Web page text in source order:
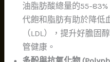
油脂肪酸總量的55-
代飽和脂肪有助於降低
（LDL），提升好膽固
管健康。